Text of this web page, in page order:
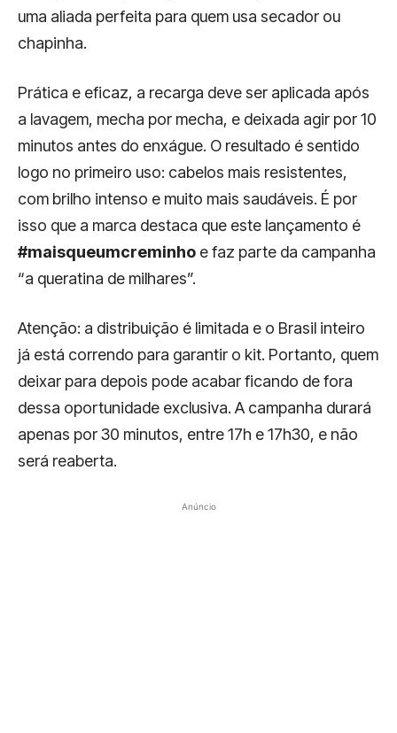
uma aliada perfeita para quem usa secador ou
chapinha.
Prática e eficaz, a recarga deve ser aplicada após
a lavagem, mecha por mecha, e deixada agir por 10
minutos antes do enxágue. O resultado é sentido
logo no primeiro uso: cabelos mais resistentes,
com brilho intenso e muito mais saudáveis. É por
isso que a marca destaca que este lançamento é
#maisqueumcreminho e faz parte da campanha
“a queratina de milhares”.
Atenção: a distribuição é limitada e o Brasil inteiro
já está correndo para garantir o kit. Portanto, quem
deixar para depois pode acabar ficando de fora
dessa oportunidade exclusiva. A campanha durará
apenas por 30 minutos, entre 17h e 17h30, e não
será reaberta.
Anúncio